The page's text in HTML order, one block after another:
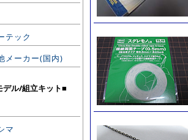
テック
メーカー(国内)
デル/組立キット■
マ